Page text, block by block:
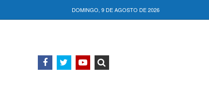
DOMINGO, 9 DE AGOSTO DE 2026